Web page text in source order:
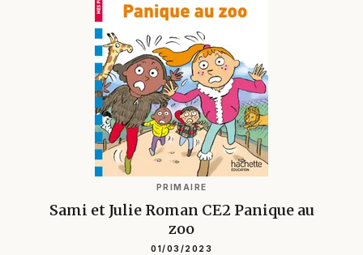
PRIMAIRE
Sami et Julie Roman CE2 Panique au
zoo
01/03/2023